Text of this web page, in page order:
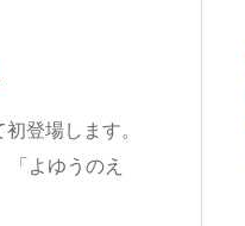
登場します。
よゆうのえ